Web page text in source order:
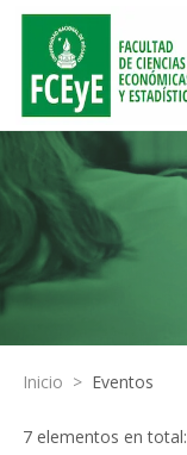
Inicio > Eventos
7 elementos en total: